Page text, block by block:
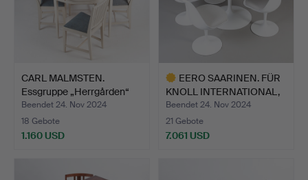
CARL MALMSTEN.
Essgruppe „Herrgården“
Boda…
Beendet 24. Nov 2024
18 Gebote
1.160 USD
EERO SAARINEN. FÜR
KNOLL INTERNATIONAL,
ES…
Beendet 24. Nov 2024
21 Gebote
7.061 USD